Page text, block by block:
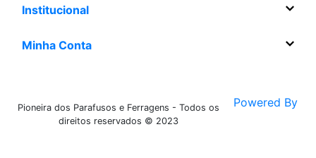
Institucional
Minha Conta
Pioneira dos Parafusos e Ferragens - Todos os
direitos reservados © 2023
Powered By